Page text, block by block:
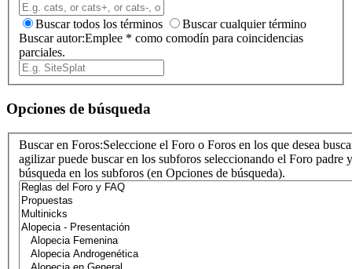
Buscar todos los términos
Buscar cualquier término
Buscar autor:Emplee * como comodín para coincidencias
parciales.
Opciones de búsqueda
Buscar en Foros:Seleccione el Foro o Foros en los que desea
agilizar puede buscar en los subforos seleccionando el Foro padre
búsqueda en los subforos (en Opciones de búsqueda).